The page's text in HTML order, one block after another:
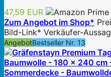
47,59 EUR
Zum Angebot im Shop*
Bild-Link* Verkäufer-
AngebotBestseller Nr. 13